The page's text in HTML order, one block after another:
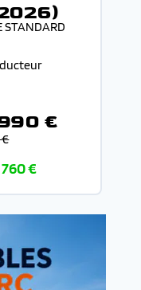
STANDARD
€
€
€